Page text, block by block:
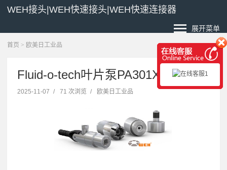
WEH接头|WEH快速接头|WEH快速连接器
展开菜单
首页 > 欧美日工业品
Fluid-o-tech叶片泵PA301X价格货期
2025-11-07 / 71 次浏览 / 欧美日工业品